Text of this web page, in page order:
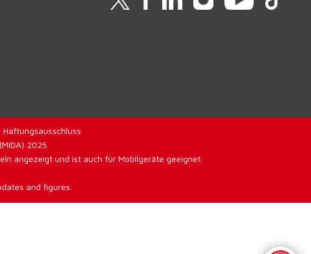
Haftungsausschluss
2025
angezeigt und ist auch für Mobilgeräte geeignet.
and figures.